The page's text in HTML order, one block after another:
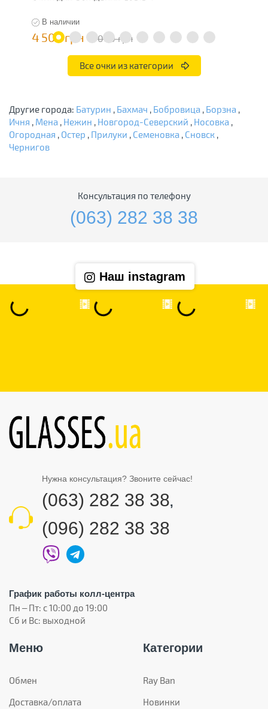
В наличии
4 500 грн 9 000 грн
Все очки из категории
Другие города: Батурин , Бахмач , Бобровица , Борзна ,
Ичня , Мена , Нежин , Новгород-Северский , Носовка ,
Огородная , Остер , Прилуки , Семеновка , Сновск ,
Чернигов
Консультация по телефону
(063) 282 38 38
Наш instagram
Нужна консультация? Звоните сейчас!
(063) 282 38 38,
(096) 282 38 38
График работы колл-центра
Пн – Пт: с 10:00 до 19:00
Сб и Вс: выходной
Меню
Обмен
Доставка/оплата
Категории
Ray Ban
Новинки